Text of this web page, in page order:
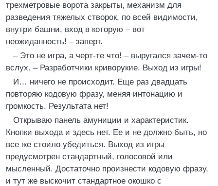
трехметровые ворота закрыты, механизм для
разведения тяжелых створок, по всей видимости,
внутри башни, вход в которую – вот
неожиданность! – заперт.
– Это не игра, а черт-те что! – выругался зачем-то
вслух. – Разработчики криворукие. Выход из игры!
И… ничего не происходит. Еще раз двадцать
повторяю кодовую фразу, меняя интонацию и
громкость. Результата нет!
Открываю панель амуниции и характеристик.
Кнопки выхода и здесь нет. Ее и не должно быть, но
все же стоило убедиться. Выход из игры
предусмотрен стандартный, голосовой или
мысленный. Достаточно произнести кодовую фразу,
и тут же выскочит стандартное окошко с